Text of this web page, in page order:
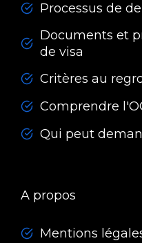
Processus de
Documents et
de visa
Critères au
Comprendre
Qui peut
A propos
Mentions